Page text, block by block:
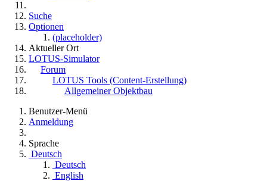
Suche
Optionen
(placeholder)
Aktueller Ort
LOTUS-Simulator
Forum
LOTUS Tools (Content-Erstellung)
Allgemeiner Objektbau
Benutzer-Menü
Anmeldung
Sprache
Deutsch
Deutsch
English